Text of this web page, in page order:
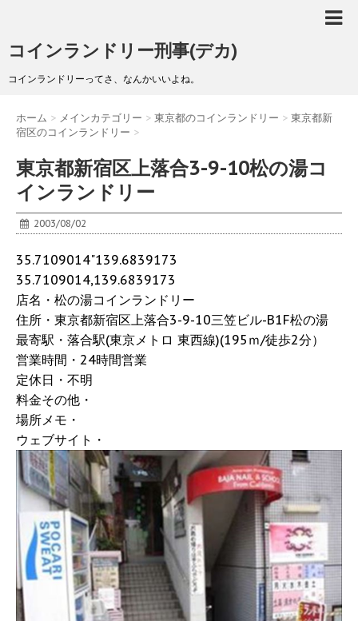
コインランドリー刑事(デカ)
コインランドリーってさ、なんかいいよね。
ホーム > メインカテゴリー > 東京都のコインランドリー > 東京都新
宿区のコインランドリー >
東京都新宿区上落合3-9-10松の湯コ
インランドリー
2003/08/02
35.7109014"139.6839173
35.7109014,139.6839173
店名・松の湯コインランドリー
住所・東京都新宿区上落合3-9-10三笠ビル-B1F松の湯
最寄駅・落合駅(東京メトロ 東西線)(195ｍ/徒歩2分）
営業時間・24時間営業
定休日・不明
料金その他・
場所メモ・
ウェブサイト・